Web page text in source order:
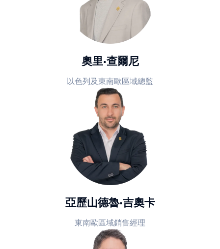
奧里·查爾尼
以色列及東南歐區域總監
亞歷山德魯·吉奧卡
東南歐區域銷售經理